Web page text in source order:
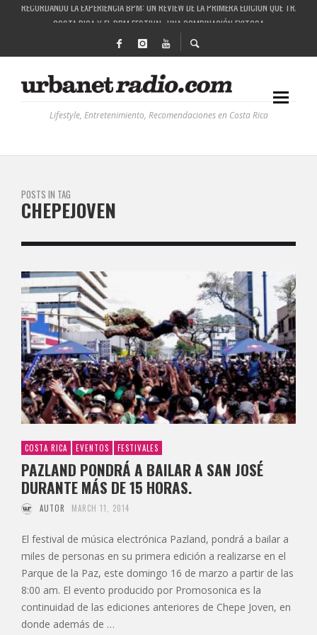
COSTA RICA Y EL BPM FESTIVAL: UNA COMBINACIÓN EXITOSA
RUTAS NATURBANAS: EL PROYECTO QUE ESTÁ TRANSFORMANDO LA CALIDAD DE
LA HISTORIA DETRÁS DE LA MÚSICA ELECTRÓNICA: BBC RADIOPHONIC WORKSHOP
Lifestyle, Entretenimiento, Recomendaciones en Costa Rica
POSTS IN TAG
CHEPEJOVEN
COSTA RICA EVENTOS FESTIVALES
PAZLAND PONDRÁ A BAILAR A SAN JOSÉ
DURANTE MÁS DE 15 HORAS.
AUTOR MARCH 11, 2014
El festival de música electrónica Pazland, pondrá a bailar a
miles de personas en su primera edición a realizarse en el
Parque de la Paz, este domingo 16 de marzo a partir de las
8:00 am. El evento producido por Promosonica es la
continuidad de las ediciones anteriores de Chepe Joven, en
donde además de …